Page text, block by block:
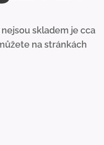
skladem je cca
na stránkách